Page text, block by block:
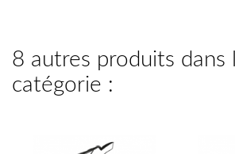
8 autres produits dans
catégorie :